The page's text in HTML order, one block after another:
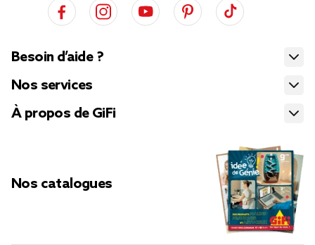
Besoin d’aide ?
Nos services
À propos de GiFi
Nos catalogues